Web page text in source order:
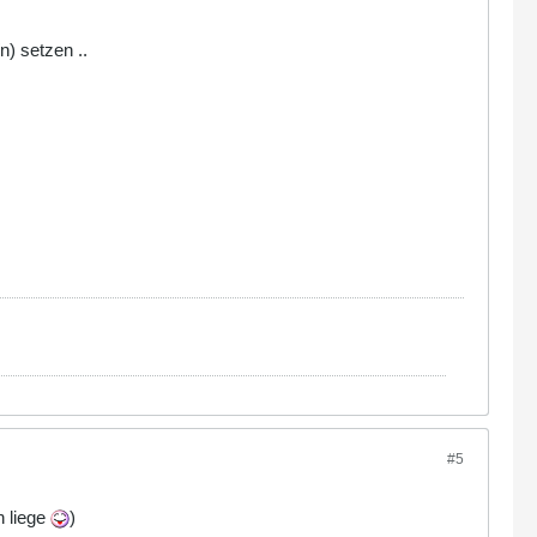
setzen ..
#5
liege
)